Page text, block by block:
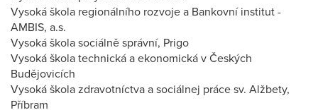
Vysoká škola regionálního rozvoje a Bankovní institut -
AMBIS, a.s.
Vysoká škola sociálně správní, Prigo
Vysoká škola technická a ekonomická v Českých
Budějovicích
Vysoká škola zdravotníctva a sociálnej práce sv. Alžbety,
Příbram